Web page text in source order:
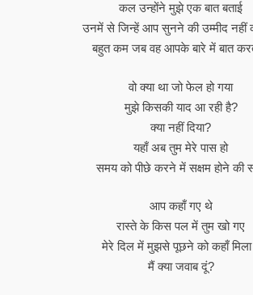
कल उन्होंने मुझे एक बात बताई
उनमें से जिन्हें आप सुनने की उम्मीद नहीं
बहुत कम जब वह आपके बारे में बात
वो क्या था जो फेल हो गया
मुझे किसकी याद आ रही है?
क्या नहीं दिया?
यहाँ अब तुम मेरे पास हो
समय को पीछे करने में सक्षम होने की
आप कहाँ गए थे
रास्ते के किस पल में तुम खो गए
मेरे दिल में मुझसे पूछने को कहाँ
मैं क्या जवाब दूं?